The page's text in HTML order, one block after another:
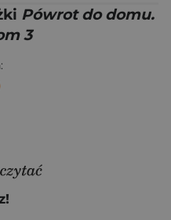
Pówrot do domu.
3